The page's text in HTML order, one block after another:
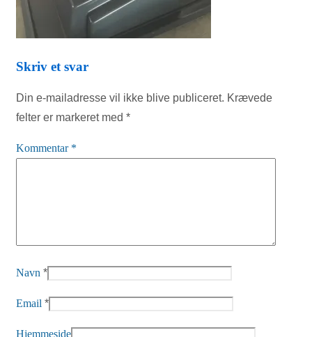
Skriv et svar
Din e-mailadresse vil ikke blive publiceret. Krævede
felter er markeret med *
Kommentar *
Navn *
Email *
Hjemmeside